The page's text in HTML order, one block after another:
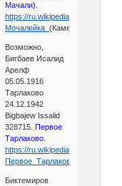
Мачали).
https://ru.wikipedia.org/wiki/
Мочалейка_ (Каменский_район)
Возможно,
Бигбаев Исалид
Арелф
05.05.1916
Тарлаково
24.12.1942
Bigbajew Issalid
328715.
Первое
Тарлаково.
https://ru.wikipedia.org/wiki/
Первое_Тарлаково
Биктемиров